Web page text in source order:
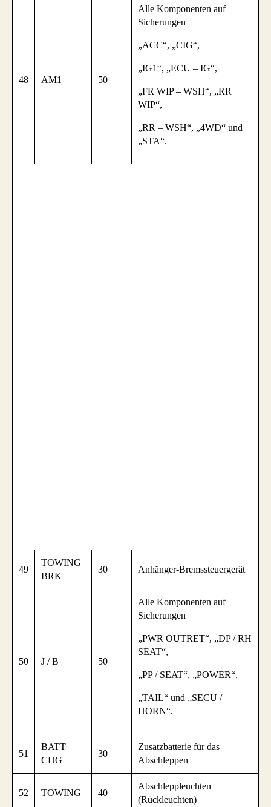
48 AM1 50
Alle Komponenten auf
Sicherungen
„ACC“, „CIG“,
„IG1“, „ECU – IG“,
„FR WIP – WSH“, „RR
WIP“,
„RR – WSH“, „4WD“ und
„STA“.
49
TOWING
BRK
30 Anhänger-Bremssteuergerät
50 J / B 50
Alle Komponenten auf
Sicherungen
„PWR OUTRET“, „DP / RH
SEAT“,
„PP / SEAT“, „POWER“,
„TAIL“ und „SECU /
HORN“.
51
BATT
CHG
30
Zusatzbatterie für das
Abschleppen
52 TOWING 40
Abschleppleuchten
(Rückleuchten)